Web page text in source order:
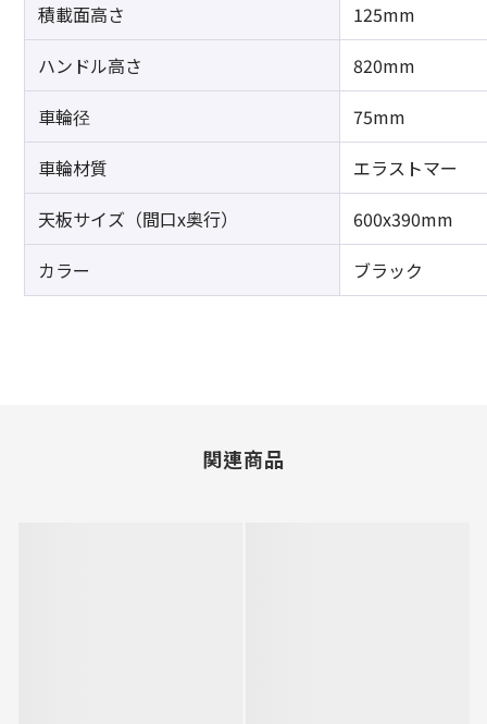
積載面高さ
125mm
ハンドル高さ
820mm
車輪径
75mm
車輪材質
エラストマー
天板サイズ（間口x奥行）
600x390mm
カラー
ブラック
関連商品